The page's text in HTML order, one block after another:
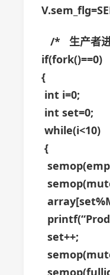
/* 生产者
if(fork()==0)
{
int i=0;
int set=0;
while(i<10)
{
set++;